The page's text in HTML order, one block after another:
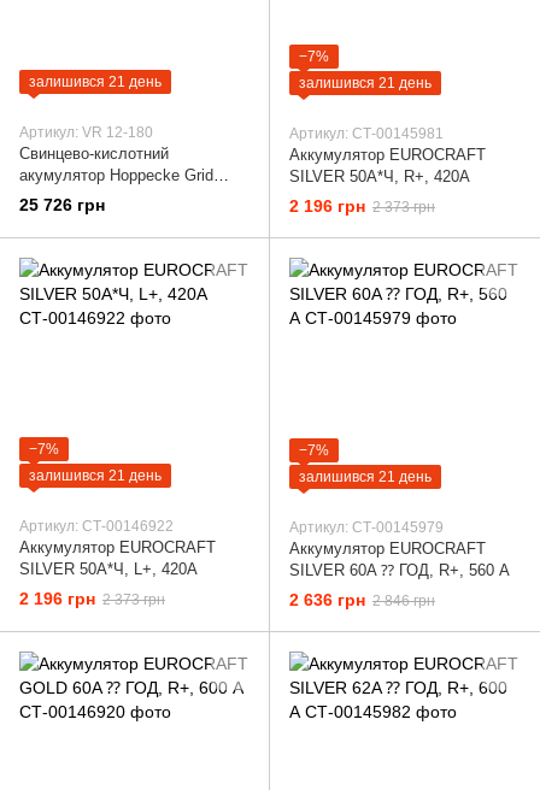
залишився 21 день
Артикул: VR 12-180
Свинцево-кислотний
акумулятор Hoppecke Grid
Xtreme VR 12-180, 12 V 180 Ah
25 726 грн
−7%
залишився 21 день
Артикул: СТ-00145981
Аккумулятор EUROCRAFT
SILVER 50A*Ч, R+, 420А
2 196 грн 2 373 грн
−7%
залишився 21 день
Артикул: СТ-00146922
Аккумулятор EUROCRAFT
SILVER 50A*Ч, L+, 420А
2 196 грн 2 373 грн
−7%
залишився 21 день
Артикул: СТ-00145979
Аккумулятор EUROCRAFT
SILVER 60A ⁇ ГОД, R+, 560 А
2 636 грн 2 846 грн